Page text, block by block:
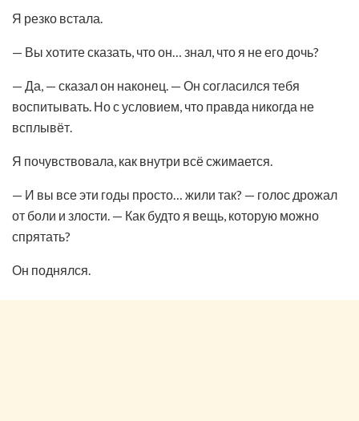
Я резко встала.
— Вы хотите сказать, что он… знал, что я не его дочь?
— Да, — сказал он наконец. — Он согласился тебя
воспитывать. Но с условием, что правда никогда не
всплывёт.
Я почувствовала, как внутри всё сжимается.
— И вы все эти годы просто… жили так? — голос дрожал
от боли и злости. — Как будто я вещь, которую можно
спрятать?
Он поднялся.